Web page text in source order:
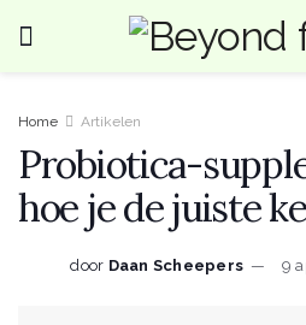
Home Artikelen
Probiotica-
hoe je de juiste
door Daan Scheepers 9